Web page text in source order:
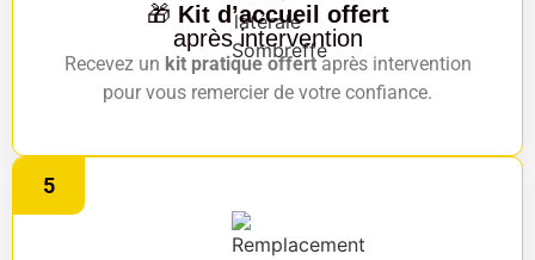
🎁 Kit d’accueil offert
après intervention
Recevez un kit pratique offertaprès intervention
pour vous remercier de votre confiance.
5